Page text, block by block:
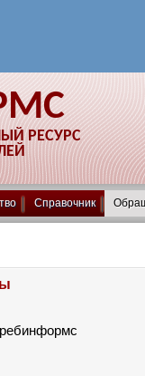
РЕСУРС
Справочник